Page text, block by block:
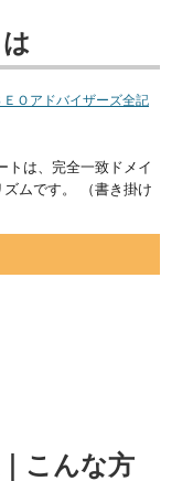
ＥＯアドバイザーズ全記
トは、完全一致ドメイ
ムです。 （書き掛け
こんな方